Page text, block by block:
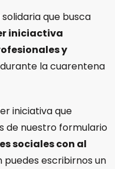
que busca
iniciactiva
y
la cuarentena
iniciativa que
de nuestro formulario
sociales con al
puedes escribirnos un